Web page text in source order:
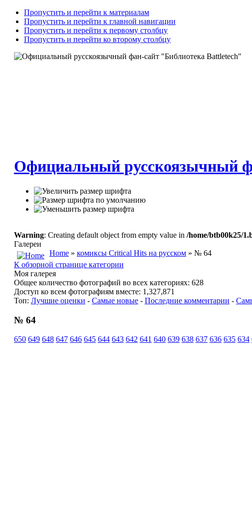
Пропустить и перейти к материалам
Пропустить и перейти к главной навигации
Пропустить и перейти к первому столбцу
Пропустить и перейти ко второму столбцу
Официальный русскоязычный
Warning: Creating default object from empty value in /home/btb00k25/
Галереи
Home» комиксы Critical Hits на русском» № 64
К обзорной странице категории
Моя галерея
Общее количество фотографий во всех категориях: 628
Доступ ко всем фотографиям вместе: 1,327,871
Топ: Лучшие оценки - Самые новые- Последние комментарии -
№ 64
650 649 648 647 646 645 644 643 642 641 640 639 638 637 636 635 634